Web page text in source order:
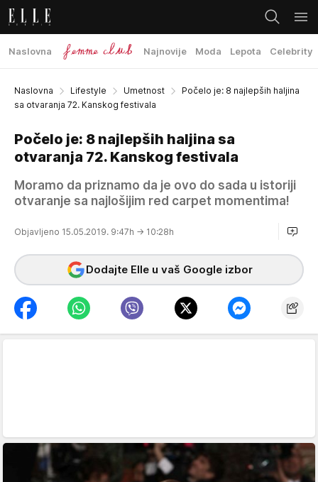
Naslovna Najnovije Moda Lepota Celebrity
Naslovna Lifestyle Umetnost
Počelo je: 8 najlepših haljina
sa otvaranja 72. Kanskog festivala
Počelo je: 8 najlepših haljina sa
otvaranja 72. Kanskog festivala
Moramo da priznamo da je ovo do sada u istoriji
otvaranje sa najlošijim red carpet momentima!
Objavljeno 15.05.2019. 9:47h → 10:28h
Dodajte Elle u vaš Google izbor